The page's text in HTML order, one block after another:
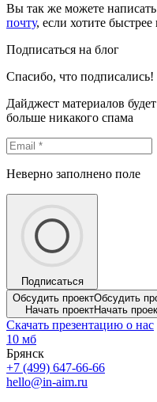
Вы так же можете
почту, если хотите быстрее
Подписаться на блог
Спасибо, что подписались!
Дайджест материалов
больше никакого спама
Неверно заполнено поле
Подписаться
Обсудить проектОбсудить
Начать проектНачать
Скачать презентацию о нас
10 мб
Брянск
+7 (499) 647-66-66
hello@in-aim.ru